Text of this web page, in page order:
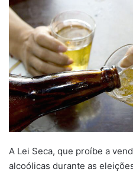
A Lei Seca, que proíbe a
alcoólicas durante as